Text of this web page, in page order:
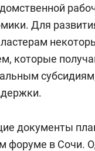
Для
которые
документы
форуме в Сочи.